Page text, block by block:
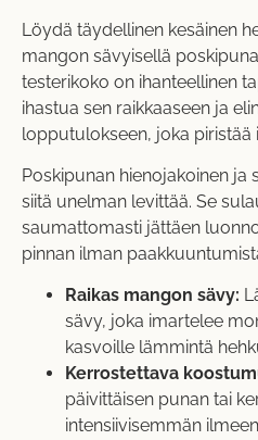
Löydä täydellinen kesäinen
mangon sävyisellä
testerikoko on ihanteellinen
ihastua sen raikkaaseen ja
lopputulokseen, joka piristää
Poskipunan hienojakoinen ja
siitä unelman levittää. Se
saumattomasti jättäen
pinnan ilman
Raikas mangon sävy:
sävy, joka imartelee
kasvoille lämmintä
Kerrostettava
päivittäisen punan tai
intensiivisemmän